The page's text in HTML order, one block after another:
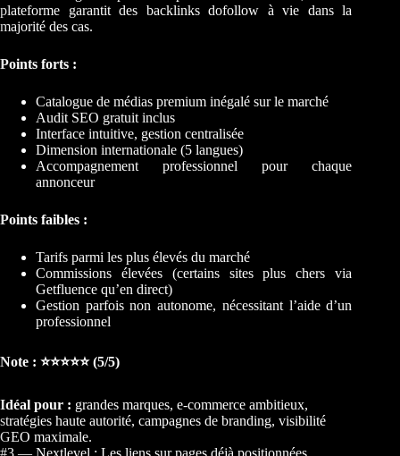
plateforme garantit des backlinks dofollow à vie dans la
majorité des cas.
Points forts :
Catalogue de médias premium inégalé sur le marché
Audit SEO gratuit inclus
Interface intuitive, gestion centralisée
Dimension internationale (5 langues)
Accompagnement professionnel pour chaque
annonceur
Points faibles :
Tarifs parmi les plus élevés du marché
Commissions élevées (certains sites plus chers via
Getfluence qu’en direct)
Gestion parfois non autonome, nécessitant l’aide d’un
professionnel
Note : ⭐⭐⭐⭐⭐ (5/5)
Idéal pour : grandes marques, e-commerce ambitieux,
stratégies haute autorité, campagnes de branding, visibilité
GEO maximale.
#3 — Nextlevel : Les liens sur pages déjà positionnées